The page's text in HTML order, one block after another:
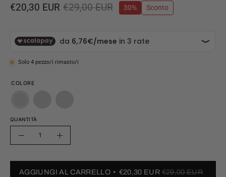
€20,30 EUR €29,00 EUR 30% Sconto
Solo 4 pezzo/i rimasto/i
COLORE
QUANTITÀ
Quantità
Aumenta
AGGIUNGI AL CARRELLO €20,30 EUR €29,00 EUR